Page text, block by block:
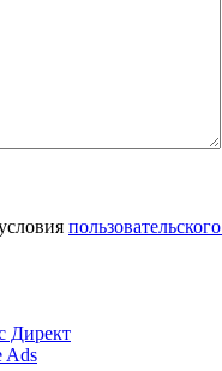
Директ
Ads